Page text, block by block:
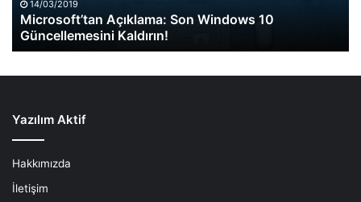
14/03/2019
Microsoft’tan Açıklama: Son Windows 10
Güncellemesini Kaldırın!
Yazılım Aktif
Hakkımızda
İletişim